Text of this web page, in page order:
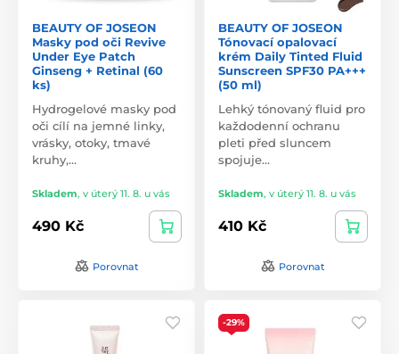
BEAUTY OF JOSEON
Masky pod oči Revive
Under Eye Patch
Ginseng + Retinal (60
ks)
Hydrogelové masky pod
oči cílí na jemné linky,
vrásky, otoky, tmavé
kruhy,…
Skladem, v úterý 11. 8. u vás
490 Kč
Porovnat
BEAUTY OF JOSEON
Tónovací opalovací
krém Daily Tinted Fluid
Sunscreen SPF30 PA+++
(50 ml)
Lehký tónovaný fluid pro
každodenní ochranu
pleti před sluncem
spojuje…
Skladem, v úterý 11. 8. u vás
410 Kč
Porovnat
-29%